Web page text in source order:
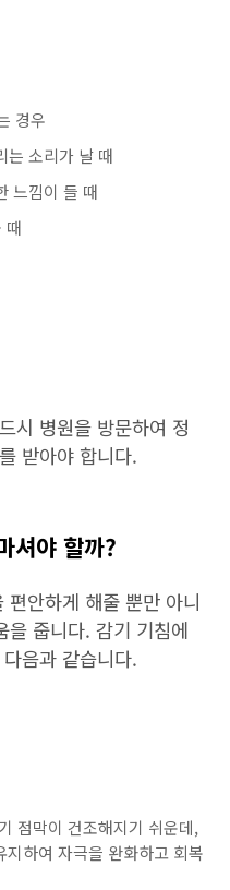
경우
는 소리가 날 때
느낌이 들 때
때
시 병원을 방문하여 정
받아야 합니다.
셔야 할까?
안하게 해줄 뿐만 아니
을 줍니다. 감기 기침에
음과 같습니다.
점막이 건조해지기 쉬운데,
하여 자극을 완화하고 회복